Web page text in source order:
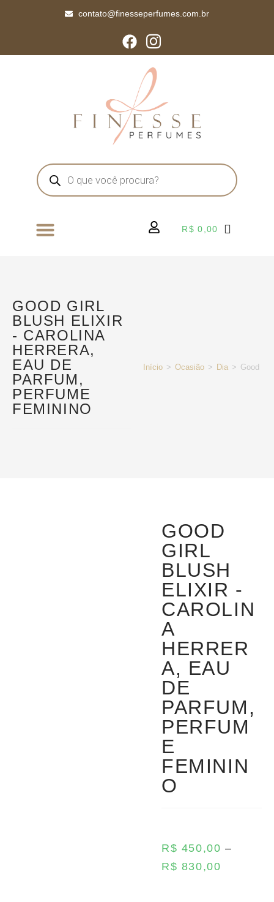
contato@finesseperfumes.com.br
R$ 0,00
GOOD GIRL
BLUSH ELIXIR
- CAROLINA
HERRERA,
EAU DE
PARFUM,
PERFUME
FEMININO
Início > Ocasião > Dia > Good
GOOD
GIRL
BLUSH
ELIXIR -
CAROLIN
A
HERRER
A, EAU
DE
PARFUM,
PERFUM
E
FEMININ
O
R$ 450,00 –
R$ 830,00